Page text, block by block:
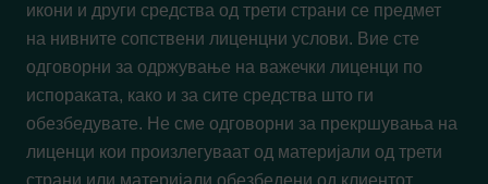
икони и други средства од трети страни се предмет
на нивните сопствени лиценцни услови. Вие сте
одговорни за одржување на важечки лиценци по
испораката, како и за сите средства што ги
обезбедувате. Не сме одговорни за прекршувања на
лиценци кои произлегуваат од материјали од трети
страни или материјали обезбедени од клиентот.